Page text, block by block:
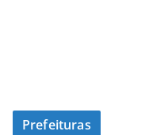
Prefeituras